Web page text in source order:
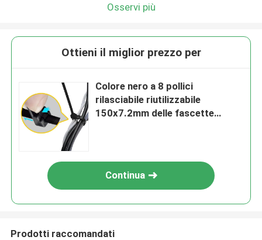
Osservi più
Ottieni il miglior prezzo per
Colore nero a 8 pollici
rilasciabile riutilizzabile
150x7.2mm delle fascette
Continua
Prodotti raccomandati